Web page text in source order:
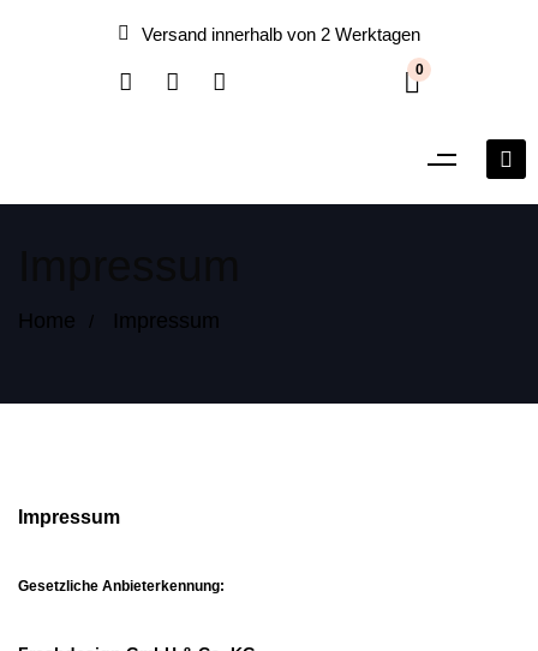
Versand innerhalb von 2 Werktagen
0
Home Impressum
Impressum
Gesetzliche Anbieterkennung: